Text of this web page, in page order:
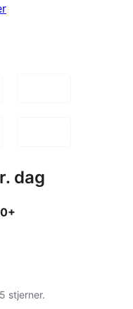
dag
stjerner.